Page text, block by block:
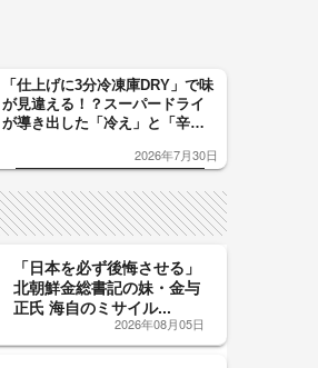
「仕上げに3分冷凍庫DRY」で味
が見違える！？スーパードライ
が導き出した「冷え」と「辛
した「辛口カーブ」が飲み頃の
2026年7月30日
「日本を必ず後悔させる」
北朝鮮金総書記の妹・金与
正氏 海自のミサイル...
2026年08月05日